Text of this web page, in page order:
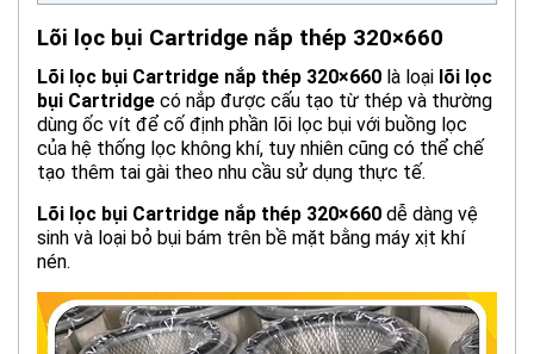
Lõi lọc bụi Cartridge nắp thép 320×660
Lõi lọc bụi Cartridge nắp thép 320×660 là loại lõi lọc
bụi Cartridge có nắp được cấu tạo từ thép và thường
dùng ốc vít để cố định phần lõi lọc bụi với buồng lọc
của hệ thống lọc không khí, tuy nhiên cũng có thể chế
tạo thêm tai gài theo nhu cầu sử dụng thực tế.
Lõi lọc bụi Cartridge nắp thép 320×660 dễ dàng vệ
sinh và loại bỏ bụi bám trên bề mặt bằng máy xịt khí
nén.